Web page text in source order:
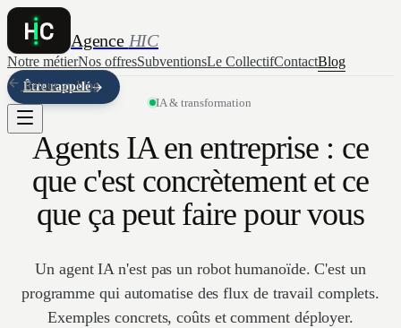
Agence HIC
Notre métierNos offresSubventionsLe CollectifContactBlog
Être rappelé
Retour au blog
IA & transformation
Agents IA en entreprise : ce
que c'est concrètement et ce
que ça peut faire pour vous
Un agent IA n'est pas un robot humanoïde. C'est un
programme qui automatise des flux de travail complets.
Exemples concrets, coûts et comment déployer.